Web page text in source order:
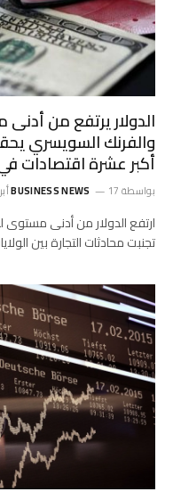
الدولار يرتفع من
والفرنك السويسري
أكبر عشرة اقتصادات
بواسطة BUSINESS NEWS 17 أبريل، 2025
ارتفع الدولار من أدنى مستوى
تجنبت محادثات التجارة بين